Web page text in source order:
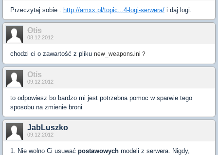
Przeczytaj sobie : http://amxx.pl/topic...4-logi-serwera/ i daj logi.
Otis
08.12.2012
chodzi ci o zawartość z pliku new_weapons.ini ?
Otis
09.12.2012
to odpowiesz bo bardzo mi jest potrzebna pomoc w sparwie tego
sposobu na zmienie broni
JabLuszko
09.12.2012
1. Nie wolno Ci usuwać postawowych modeli z serwera. Nigdy,